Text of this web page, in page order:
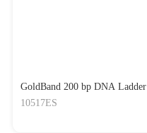
GoldBand 200 bp DNA Ladder
10517ES